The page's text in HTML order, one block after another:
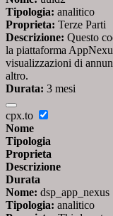
Tipologia: analitico
Proprieta: Terze Parti
Descrizione: Questo
la piattaforma
visualizzazioni di
altro.
Durata: 3 mesi
cpx.to
Nome
Tipologia
Proprieta
Descrizione
Durata
Nome: dsp_app_nexus
Tipologia: analitico